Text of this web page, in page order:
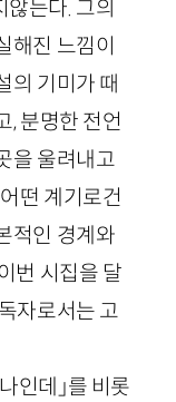
않는다. 그의
해진 느낌이
의 기미가 때
, 분명한 전언
을 울려내고
떤 계기로건
적인 경계와
번 시집을 달
자로서는 고
인데」를 비롯